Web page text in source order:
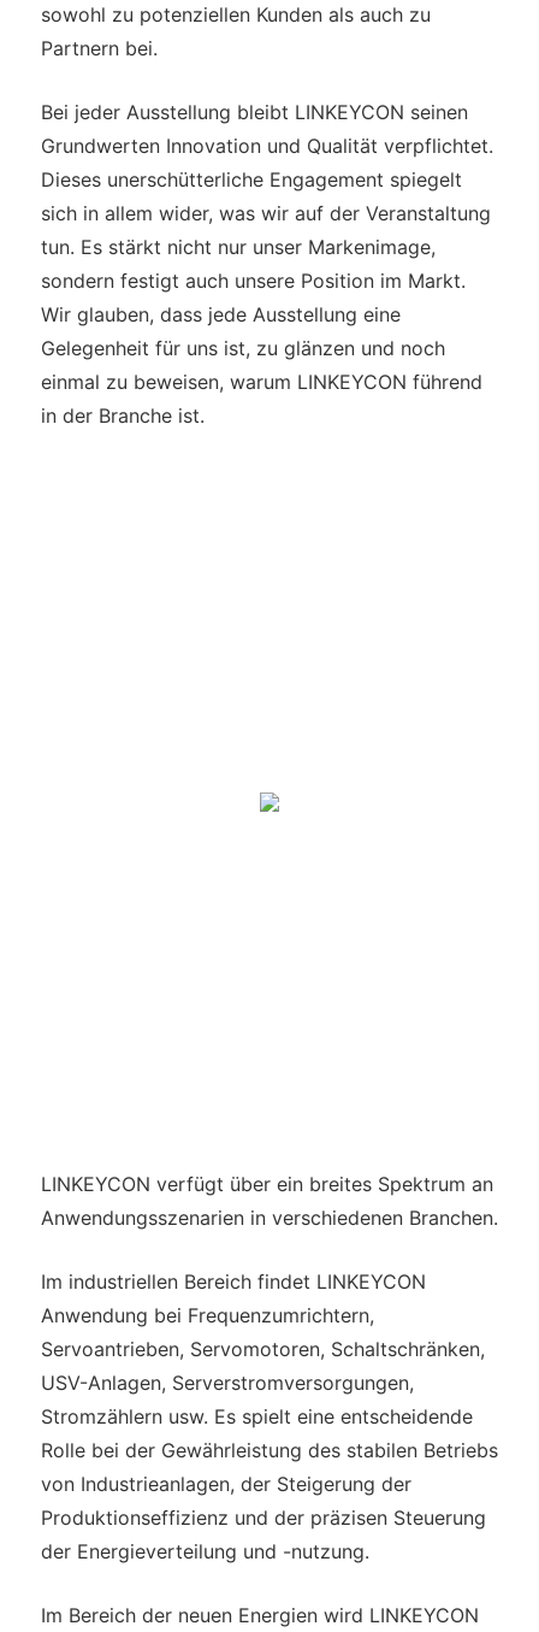
sowohl zu potenziellen Kunden als auch zu
Partnern bei.
Bei jeder Ausstellung bleibt LINKEYCON seinen
Grundwerten Innovation und Qualität verpflichtet.
Dieses unerschütterliche Engagement spiegelt
sich in allem wider, was wir auf der Veranstaltung
tun. Es stärkt nicht nur unser Markenimage,
sondern festigt auch unsere Position im Markt.
Wir glauben, dass jede Ausstellung eine
Gelegenheit für uns ist, zu glänzen und noch
einmal zu beweisen, warum LINKEYCON führend
in der Branche ist.
LINKEYCON verfügt über ein breites Spektrum an
Anwendungsszenarien in verschiedenen Branchen.
Im industriellen Bereich findet LINKEYCON
Anwendung bei Frequenzumrichtern,
Servoantrieben, Servomotoren, Schaltschränken,
USV-Anlagen, Serverstromversorgungen,
Stromzählern usw. Es spielt eine entscheidende
Rolle bei der Gewährleistung des stabilen Betriebs
von Industrieanlagen, der Steigerung der
Produktionseffizienz und der präzisen Steuerung
der Energieverteilung und -nutzung.
Im Bereich der neuen Energien wird LINKEYCON